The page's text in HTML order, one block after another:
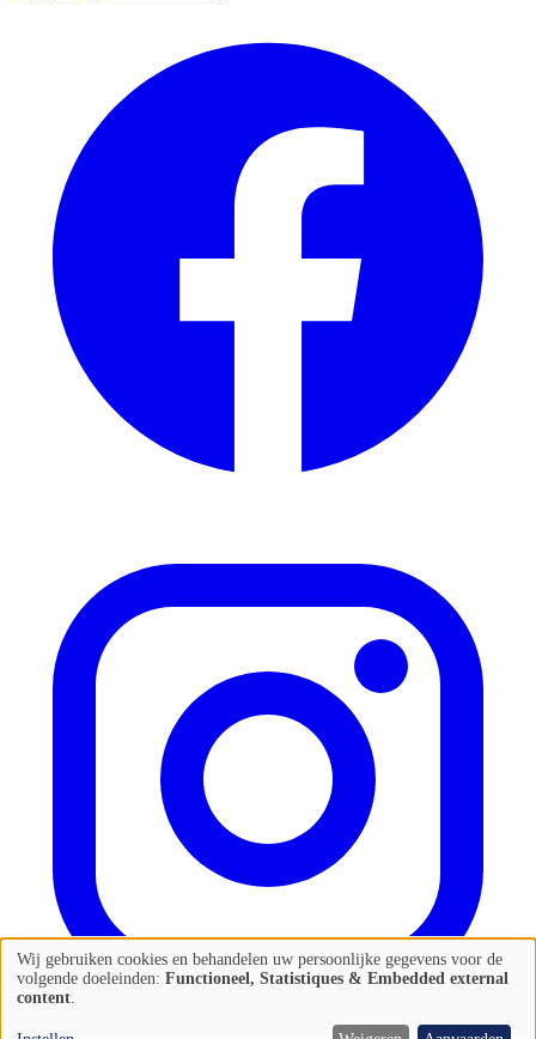
Gebruik
van
Wij gebruiken cookies en behandelen uw persoonlijke gegevens voor de
volgende doeleinden: Functioneel, Statistiques & Embedded external
content